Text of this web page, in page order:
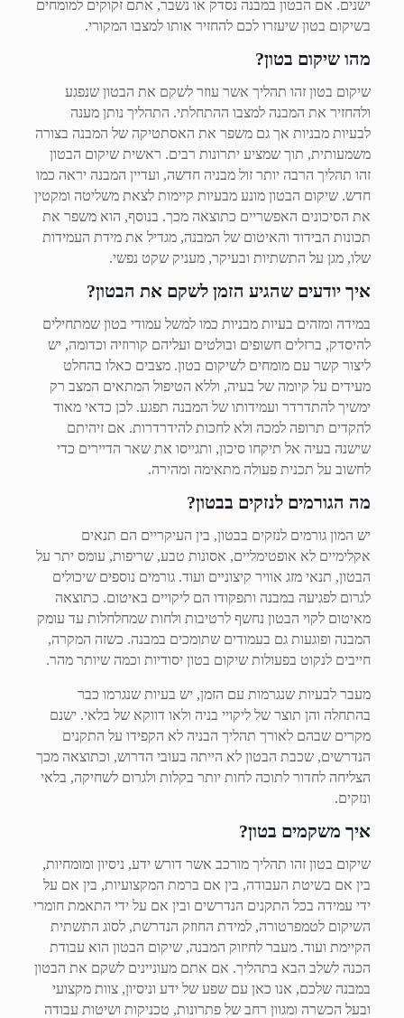
ישנים. אם הבטון במבנה נסדק או נשבר, אתם זקוקים למומחים
בשיקום בטון שיעזרו לכם להחזיר אותו למצבו המקורי.
מהו שיקום בטון?
שיקום בטון זהו תהליך אשר עוזר לשקם את הבטון שנפגע
ולהחזיר את המבנה למצבו ההתחלתי. התהליך נותן מענה
לבעיות מבניות אך גם משפר את האסתטיקה של המבנה בצורה
משמעותית, תוך שמציע יתרונות רבים. ראשית שיקום הבטון
זהו תהליך הרבה יותר זול מבניה חדשה, ועדיין המבנה יראה כמו
חדש. שיקום הבטון מונע מבעיות קיימות לצאת משליטה ומקטין
את הסיכונים האפשריים כתוצאה מכך. בנוסף, הוא משפר את
תכונות הבידוד והאיטום של המבנה, מגדיל את מידת העמידות
שלו, מגן על התשתיות ובעיקר, מעניק שקט נפשי.
איך יודעים שהגיע הזמן לשקם את הבטון?
במידה ומזהים בעיות מבניות כמו למשל עמודי בטון שמתחילים
להיסדק, ברזלים חשופים ובולטים ועליהם קורוזיה וכדומה, יש
ליצור קשר עם מומחים לשיקום בטון. מצבים כאלו בהחלט
מעידים על קיומה של בעיה, וללא הטיפול המתאים המצב רק
ימשיך להתדרדר ועמידותו של המבנה תפגע. לכן כדאי מאוד
להקדים תרופה למכה ולא לחכות להידרדרות. אם זיהיתם
שישנה בעיה אל תיקחו סיכון, ותגייסו את שאר הדיירים כדי
לחשוב על תכנית פעולה מתאימה ומהירה.
מה הגורמים לנזקים בבטון?
יש המון גורמים לנזקים בבטון, בין העיקריים הם תנאים
אקלימיים לא אופטימליים, אסונות טבע, שריפות, עומס יתר על
הבטון, תנאי מזג אוויר קיצוניים ועוד. גורמים נוספים שיכולים
לגרום לפגיעה במבנה ותפקודו הם ליקויים באיטום. כתוצאה
מאיטום לקוי הבטון נחשף לרטיבות ולחות שמחלחלות עד עומק
המבנה ופוגעות גם בעמודים שתומכים במבנה. כשזה המקרה,
חייבים לנקוט בפעולות שיקום בטון יסודיות וכמה שיותר מהר.
מעבר לבעיות שנגרמות עם הזמן, יש בעיות שנגרמו כבר
בהתחלה והן תוצר של ליקויי בניה ולאו דווקא של בלאי. ישנם
מקרים שבהם לאורך תהליך הבניה לא הקפידו על התקנים
הנדרשים, שכבת הבטון לא הייתה בעובי הדרוש, וכתוצאה מכך
הצליחה לחדור לתוכה לחות יותר בקלות ולגרום לשחיקה, בלאי
ונזקים.
איך משקמים בטון?
שיקום בטון זהו תהליך מורכב אשר דורש ידע, ניסיון ומומחיות,
בין אם בשיטת העבודה, בין אם ברמת המקצועיות, בין אם על
ידי עמידה בכל התקנים הנדרשים ובין אם על ידי התאמת חומרי
השיקום לטמפרטורה, למידת החוזק הנדרשת, לסוג התשתית
הקיימת ועוד. מעבר לחיזוק המבנה, שיקום הבטון הוא עבודת
הכנה לשלב הבא בתהליך. אם אתם מעוניינים לשקם את הבטון
במבנה שלכם, אנו כאן עם שפע של ידע וניסיון, צוות מקצועי
ובעל הכשרה ומגוון רחב של פתרונות, טכניקות ושיטות עבודה